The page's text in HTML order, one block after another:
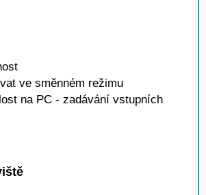
ve směnném režimu
na PC - zadávání vstupních